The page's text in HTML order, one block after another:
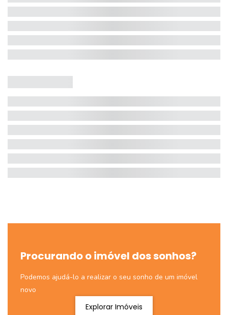
Procurando o imóvel dos sonhos?
Podemos ajudá-lo a realizar o seu sonho de um imóvel
novo
Explorar Imóveis